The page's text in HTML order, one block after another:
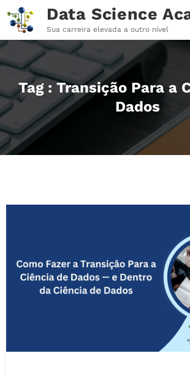
para
conteúdo
Data Science
Sua carreira elevada a outro nível
Tag : Transição Para a
Dados